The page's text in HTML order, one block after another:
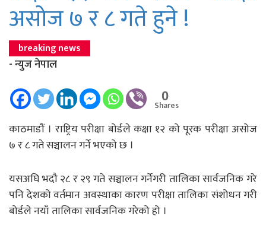
असोज ७ र ८ गते हुने !
breaking news
- न्युज नेपाल
0
Shares
काठमाडौं । राष्ट्रिय परीक्षा बोर्डले कक्षा १२ को पूरक परीक्षा असोज
७ र ८ गते सञ्चालन गर्ने भएको छ ।
यसअघि भदौ २८ र २९ गते सञ्चालन गर्नेगरी तालिका सार्वजनिक गरे
पनि देशको वर्तमान अवस्थाका कारण परीक्षा तालिका संशोधन गरी
बोर्डले नयाँ तालिका सार्वजनिक गरेको हो ।